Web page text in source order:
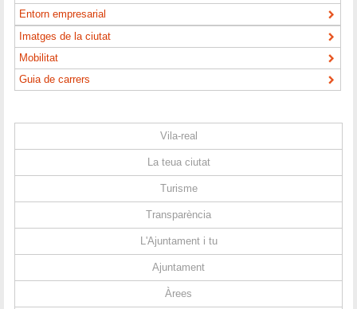
Entorn empresarial
Imatges de la ciutat
Mobilitat
Guia de carrers
Vila-real
La teua ciutat
Turisme
Transparència
L'Ajuntament i tu
Ajuntament
Àrees